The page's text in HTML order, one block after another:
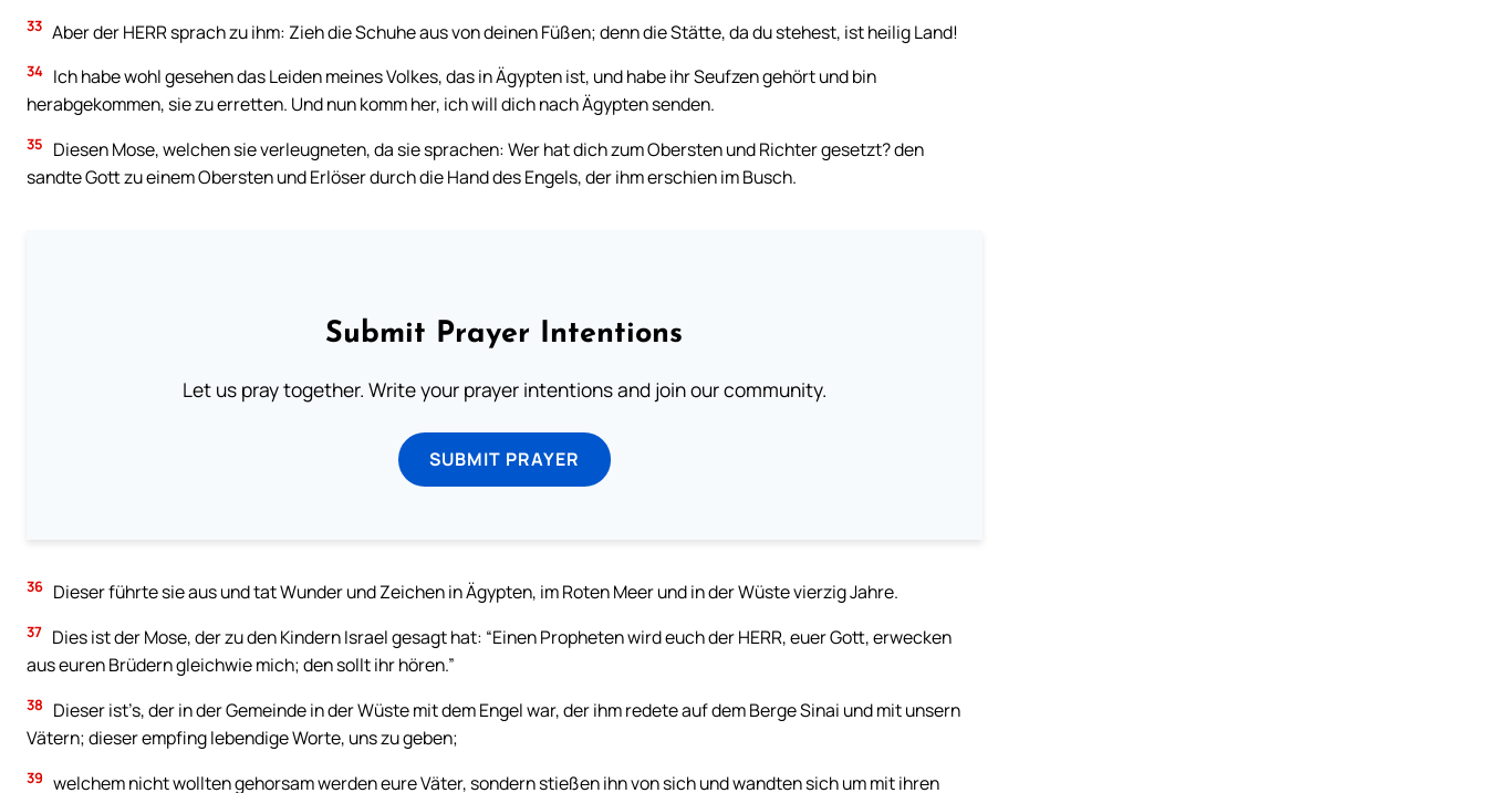
33 Aber der HERR sprach zu ihm: Zieh die Schuhe aus von deinen Füßen; denn die Stätte, da du stehest, ist heilig Land!
34 Ich habe wohl gesehen das Leiden meines Volkes, das in Ägypten ist, und habe ihr Seufzen gehört und bin
herabgekommen, sie zu erretten. Und nun komm her, ich will dich nach Ägypten senden.
35
Diesen Mose, welchen sie verleugneten, da sie sprachen: Wer hat dich zum Obersten und Richter gesetzt? den
sandte Gott zu einem Obersten und Erlöser durch die Hand des Engels, der ihm erschien im Busch.
Submit Prayer Intentions
Let us pray together. Write your prayer intentions and join our community.
SUBMIT PRAYER
36 Dieser führte sie aus und tat Wunder und Zeichen in Ägypten, im Roten Meer und in der Wüste vierzig Jahre.
37 Dies ist der Mose, der zu den Kindern Israel gesagt hat: “Einen Propheten wird euch der HERR, euer Gott, erwecken
aus euren Brüdern gleichwie mich; den sollt ihr hören.”
38
Dieser ist’s, der in der Gemeinde in der Wüste mit dem Engel war, der ihm redete auf dem Berge Sinai und mit unsern
Vätern; dieser empfing lebendige Worte, uns zu geben;
39 welchem nicht wollten gehorsam werden eure Väter, sondern stießen ihn von sich und wandten sich um mit ihren